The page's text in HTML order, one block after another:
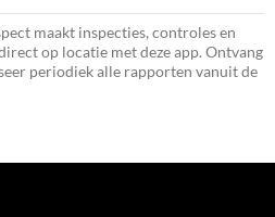
maakt inspecties, controles en
op locatie met deze app. Ontvang
periodiek alle rapporten vanuit de